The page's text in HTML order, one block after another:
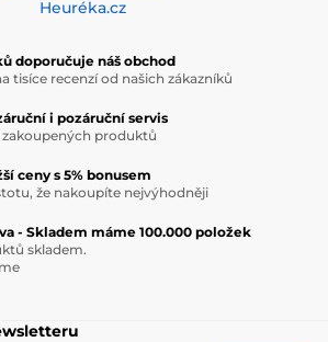
Heuréka.cz
doporučuje náš obchod
tisíce recenzí od našich zákazníků
i pozáruční servis
zakoupených produktů
ceny s 5% bonusem
že nakoupíte nejvýhodněji
- Skladem máme 100.000 položek
skladem.